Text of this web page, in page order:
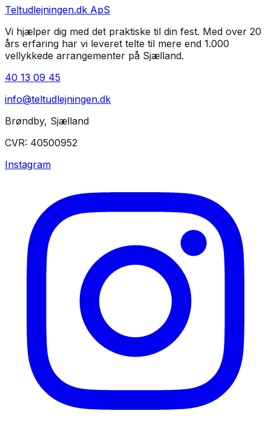
Teltudlejningen.dk ApS
Vi hjælper dig med det praktiske til din fest. Med over 20
års erfaring har vi leveret telte til mere end 1.000
vellykkede arrangementer på Sjælland.
40 13 09 45
info@teltudlejningen.dk
Brøndby, Sjælland
CVR: 40500952
Instagram